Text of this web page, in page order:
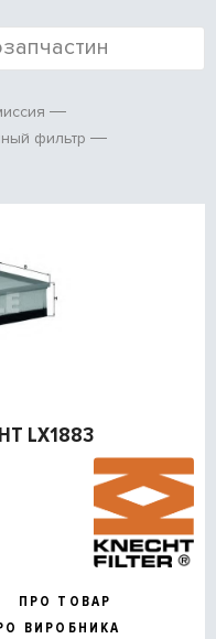
фильтр
LX1883
ПРО ТОВАР
ВИРОБНИКА